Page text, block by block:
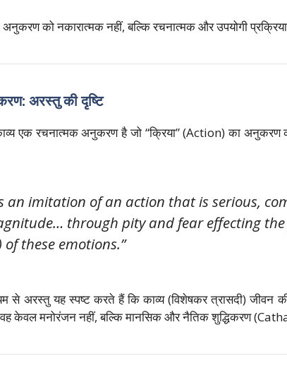
को नकारात्मक नहीं, बल्कि रचनात्मक और उपयोगी प्रक्रिया
अरस्तु की दृष्टि
एक रचनात्मक अनुकरण है जो “क्रिया” (Action) का अनुकरण
an imitation of an action that is serious,
through pity and fear effecting
these emotions.”
से अरस्तु यह स्पष्ट करते हैं कि काव्य (विशेषकर त्रासदी) जीवन
केवल मनोरंजन नहीं, बल्कि मानसिक और नैतिक शुद्धिकरण